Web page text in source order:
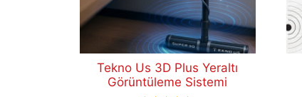
Tekno Us 3D Plus Yeraltı
Görüntüleme Sistemi